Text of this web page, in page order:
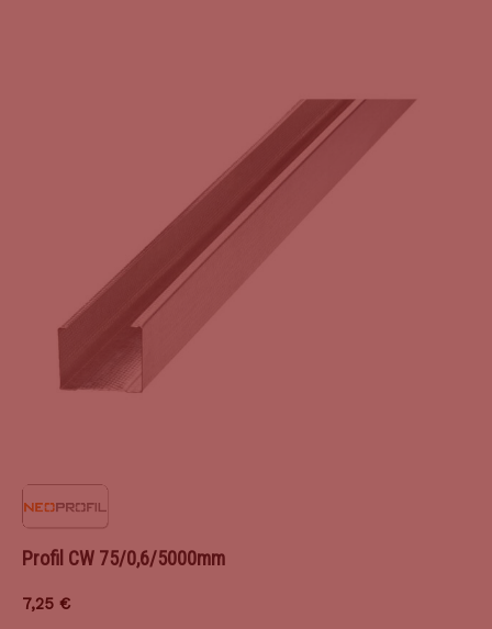
Profil CW 75/0,6/5000mm
7,25 €